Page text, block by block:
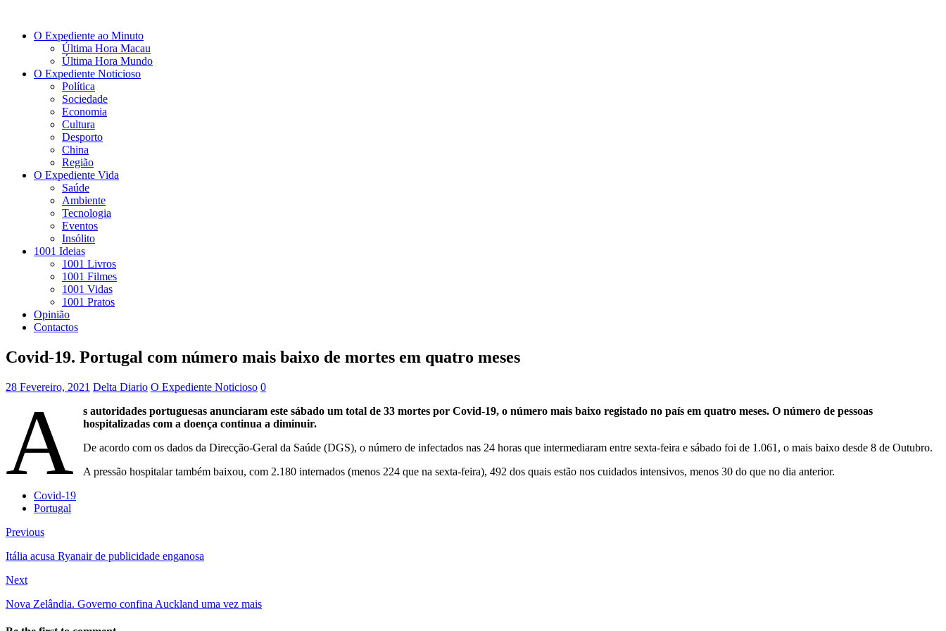
O Expediente ao Minuto
Última Hora Macau
Última Hora Mundo
O Expediente Noticioso
Política
Sociedade
Economia
Cultura
Desporto
China
Região
O Expediente Vida
Saúde
Ambiente
Tecnologia
Eventos
Insólito
1001 Ideias
1001 Livros
1001 Filmes
1001 Vidas
1001 Pratos
Opinião
Contactos
Covid-19. Portugal com número mais baixo de mortes em quatro meses
28 Fevereiro, 2021 Delta Diario O Expediente Noticioso 0
A
s autoridades portuguesas anunciaram este sábado um total de 33 mortes por Covid-19, o número mais baixo registado no país em quatro meses. O número de pessoas
hospitalizadas com a doença continua a diminuir.
De acordo com os dados da Direcção-Geral da Saúde (DGS), o número de infectados nas 24 horas que intermediaram entre sexta-feira e sábado foi de 1.061, o mais baixo desde 8 de Outubro.
A pressão hospitalar também baixou, com 2.180 internados (menos 224 que na sexta-feira), 492 dos quais estão nos cuidados intensivos, menos 30 do que no dia anterior.
Covid-19
Portugal
Previous
Itália acusa Ryanair de publicidade enganosa
Next
Nova Zelândia. Governo confina Auckland uma vez mais